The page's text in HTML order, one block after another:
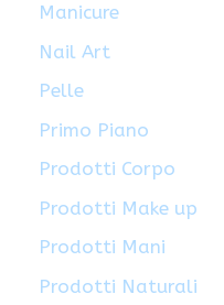
Manicure
Nail Art
Pelle
Primo Piano
Prodotti Corpo
Prodotti Make up
Prodotti Mani
Prodotti Naturali